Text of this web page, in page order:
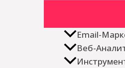
Email-
Веб-